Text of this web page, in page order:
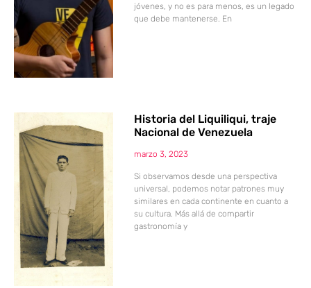
jóvenes, y no es para menos, es un legado
que debe mantenerse. En
Historia del Liquiliqui, traje
Nacional de Venezuela
marzo 3, 2023
Si observamos desde una perspectiva
universal, podemos notar patrones muy
similares en cada continente en cuanto a
su cultura. Más allá de compartir
gastronomía y